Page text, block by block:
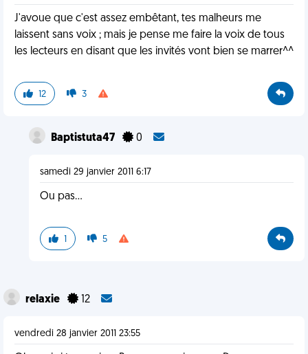
J'avoue que c'est assez embêtant, tes malheurs me
laissent sans voix ; mais je pense me faire la voix de tous
les lecteurs en disant que les invités vont bien se marrer^^
12 3
Baptistuta47 0
samedi 29 janvier 2011 6:17
Ou pas...
1 5
relaxie 12
vendredi 28 janvier 2011 23:55